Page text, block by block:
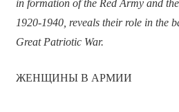
in formation of the Red Army and
1920-1940, reveals their role in the
Great Patriotic War.
ЖЕНЩИНЫ В АРМИИ